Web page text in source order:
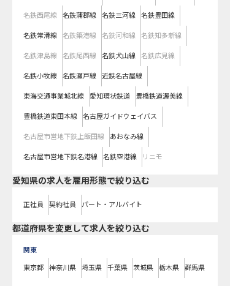
名鉄西尾線 名鉄蒲郡線 名鉄三河線 名鉄豊田線
名鉄常滑線 名鉄築港線 名鉄河和線 名鉄知多新線
名鉄津島線 名鉄尾西線 名鉄犬山線 名鉄広見線
名鉄小牧線 名鉄瀬戸線 近鉄名古屋線
東海交通事業城北線 愛知環状鉄道 豊橋鉄道渥美線
豊橋鉄道東田本線 名古屋ガイドウェイバス
名古屋市営地下鉄上飯田線 あおなみ線
名古屋市営地下鉄名港線 名鉄空港線 リニモ
愛知県の求人を雇用形態で絞り込む
正社員 契約社員 パート・アルバイト
都道府県を変更して求人を絞り込む
関東
東京都 神奈川県 埼玉県 千葉県 茨城県 栃木県 群馬県